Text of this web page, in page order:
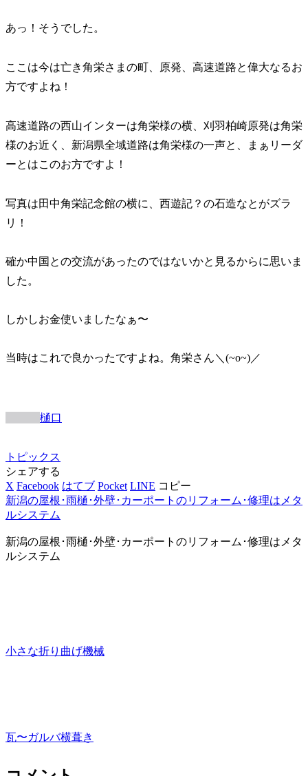
あっ！そうでした。
ここは今は亡き角栄さまの町、原発、高速道路と偉大なるお
方ですよね！
高速道路の西山インターは角栄様の横、刈羽柏崎原発は角栄
様のお近く、新潟県全域道路は角栄様の一声と、まぁリーダ
ーとはこのお方ですよ！
写真は田中角栄記念館の横に、西遊記？の石造なとがズラ
リ！
確か中国との交流があったのではないかと見るからに思いま
した。
しかしお金使いましたなぁ〜
当時はこれで良かったですよね。角栄さん＼(~o~)／
樋口
トピックス
シェアする
X Facebook はてブ Pocket LINE コピー
新潟の屋根･雨樋･外壁･カーポートのリフォーム･修理はメタ
ルシステム
新潟の屋根･雨樋･外壁･カーポートのリフォーム･修理はメタ
ルシステム
小さな折り曲げ機械
瓦〜ガルバ横葺き